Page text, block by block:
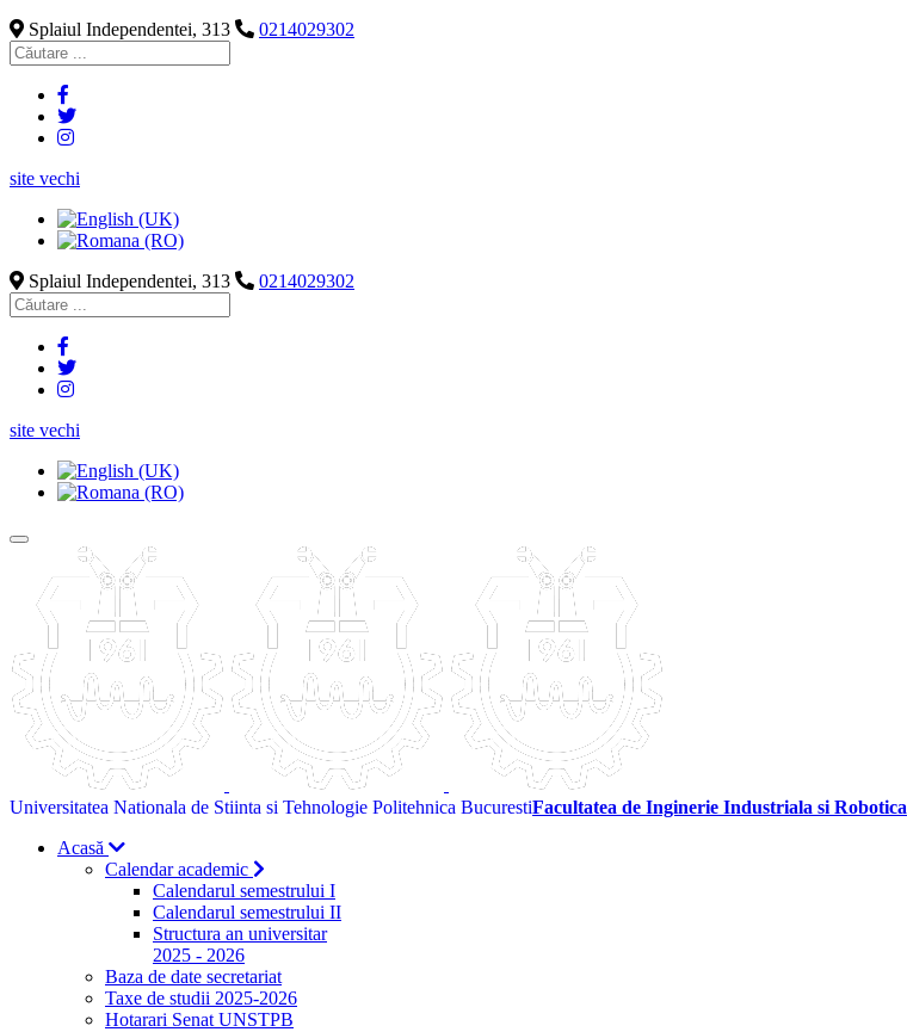
Splaiul Independentei, 313
0214029302
site vechi
Splaiul Independentei, 313 0214029302
site vechi
Universitatea Nationala de Stiinta si Tehnologie Politehnica BucurestiFacultatea de Inginerie Industriala si Robotica
Acasă
Calendar academic
Calendarul semestrului I
Calendarul semestrului II
Structura an universitar
2025 - 2026
Baza de date secretariat
Taxe de studii 2025-2026
Hotarari Senat UNSTPB